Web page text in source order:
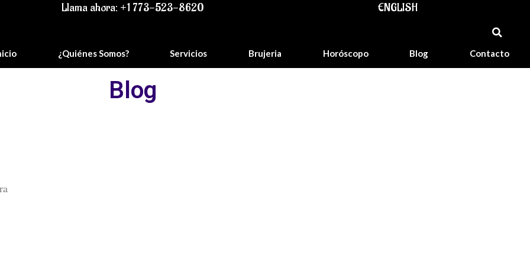
Llama ahora: +1 773-523-8620 ENGLISH
¿Quiénes Somos? Servicios Brujeria Horóscopo Blog Contacto
Blog